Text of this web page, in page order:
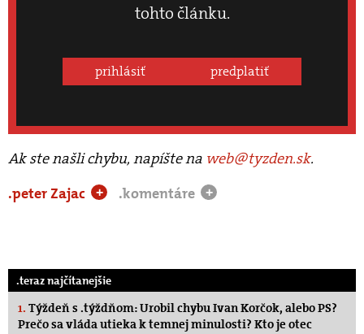
tohto článku.
prihlásiť predplatiť
Ak ste našli chybu, napíšte na web@tyzden.sk.
.peter Zajac
+ .komentáre +
.teraz najčítanejšie
1. Týždeň s .týždňom: Urobil chybu Ivan Korčok, alebo PS?
Prečo sa vláda utieka k temnej minulosti? Kto je otec